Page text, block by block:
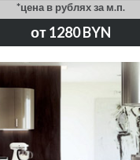
*цена в рублях за м.п.
от 1280 BYN